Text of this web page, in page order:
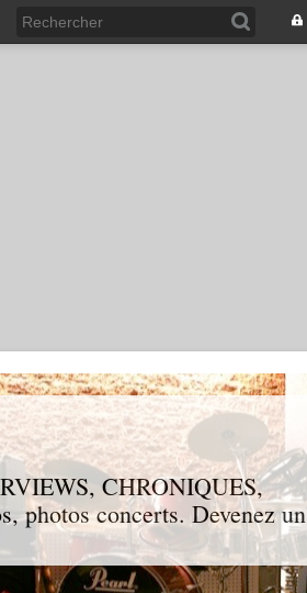
CHRONIQUES,
photos concerts. Devenez un